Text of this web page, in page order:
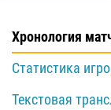
Хронология
Статистика
Текстовая